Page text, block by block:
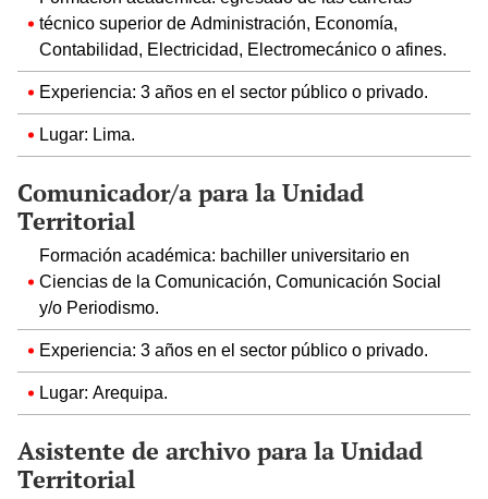
técnico superior de Administración, Economía,
Contabilidad, Electricidad, Electromecánico o afines.
Experiencia: 3 años en el sector público o privado.
Lugar: Lima.
Comunicador/a para la Unidad
Territorial
Formación académica: bachiller universitario en
Ciencias de la Comunicación, Comunicación Social
y/o Periodismo.
Experiencia: 3 años en el sector público o privado.
Lugar: Arequipa.
Asistente de archivo para la Unidad
Territorial